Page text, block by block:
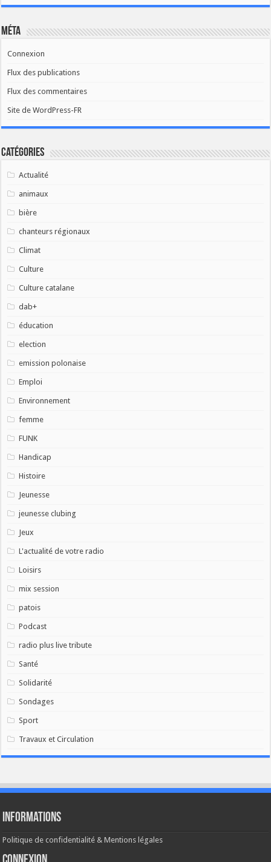
Méta
Connexion
Flux des publications
Flux des commentaires
Site de WordPress-FR
Catégories
Actualité
animaux
bière
chanteurs régionaux
Climat
Culture
Culture catalane
dab+
éducation
election
emission polonaise
Emploi
Environnement
femme
FUNK
Handicap
Histoire
Jeunesse
jeunesse clubing
Jeux
L'actualité de votre radio
Loisirs
mix session
patois
Podcast
radio plus live tribute
Santé
Solidarité
Sondages
Sport
Travaux et Circulation
Informations
Politique de confidentialité & Mentions légales